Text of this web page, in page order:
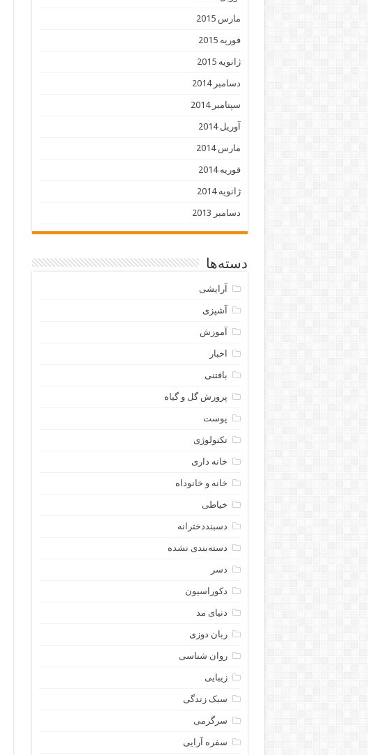
مارس 2015
فوریه 2015
ژانویه 2015
دسامبر 2014
سپتامبر 2014
آوریل 2014
مارس 2014
فوریه 2014
ژانویه 2014
دسامبر 2013
دسته‌ها
آرایشی
آشپزی
آموزش
اخبار
بافتنی
پرورش گل و گیاه
پوست
تکنولوژی
خانه داری
خانه و خانوداه
خیاطی
دسبنددخترانه
دسته‌بندی نشده
دسر
دکوراسیون
دنیای مد
ربان دوزی
روان شناسی
زیبایی
سبک زندگی
سرگرمی
سفره آرایی